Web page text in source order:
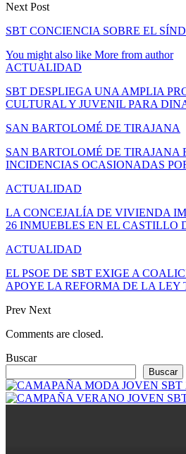
Next Post
SBT CONCIENCIA SOBRE EL
You might also like More from author
ACTUALIDAD
SBT DESPLIEGA UNA AMPLIA
CULTURAL Y JUVENIL PARA
SAN BARTOLOMÉ DE TIRAJANA
SAN BARTOLOMÉ DE TIRAJANA
INCIDENCIAS OCASIONADAS
ACTUALIDAD
LA CONCEJALÍA DE VIVIENDA
26 INMUEBLES EN EL CASTILLO
ACTUALIDAD
EL PSOE DE SBT EXIGE A
APOYE LA REFORMA DE LA
Prev Next
Comments are closed.
Buscar
Buscar